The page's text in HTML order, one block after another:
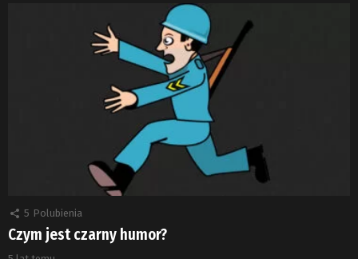
5 Polubienia
Czym jest czarny humor?